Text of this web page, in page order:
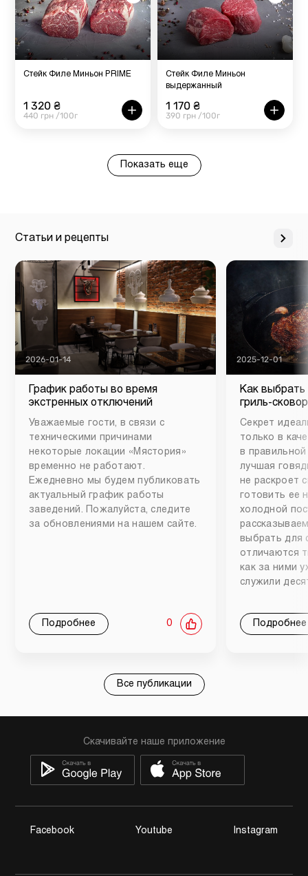
Стейк Филе Миньон PRIME
1 320 ₴
440 грн /100г
Стейк Филе Миньон
выдержанный
1 170 ₴
390 грн /100г
Показать еще
Статьи и рецепты
2026-01-14
График работы во время
экстренных отключений
Уважаемые гости, в связи с
техническими причинами
некоторые локации «Мястория»
временно не работают.
Ежедневно мы будем публиковать
актуальный график работы
заведений. Пожалуйста, следите
за обновлениями на нашем сайте.
Подробнее 0
2025-12-01
Как выбрать
гриль-
Секрет
только в
в
лучшая
не раскроет
готовить ее
холодной
выбрать для
отличаются
как за ними
служили
Подробнее
Все публикации
Скачивайте наше приложение
Facebook Youtube Instagram